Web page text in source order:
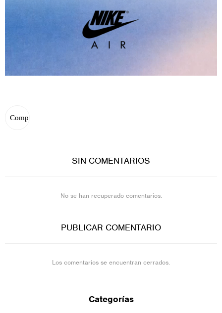
SIN COMENTARIOS
No se han recuperado comentarios.
PUBLICAR COMENTARIO
Los comentarios se encuentran cerrados.
Categorías